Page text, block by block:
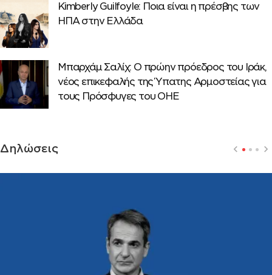
Κimberly Guilfoyle: Ποια είναι η πρέσβης των
ΗΠΑ στην Ελλάδα
Μπαρχάμ Σαλίχ: Ο πρώην πρόεδρος του Ιράκ,
νέος επικεφαλής της Ύπατης Αρμοστείας για
τους Πρόσφυγες του ΟΗΕ
Δηλώσεις